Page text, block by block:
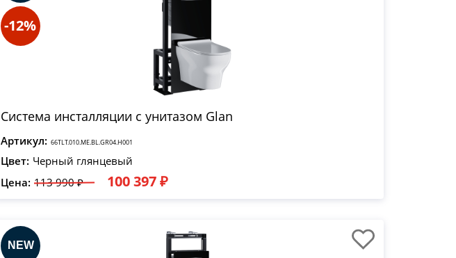
-12%
Система инсталляции с унитазом Glan
Артикул: 66TLT.010.ME.BL.GR04.H001
Цвет: Черный глянцевый
Цена: 113 990 ₽ 100 397 ₽